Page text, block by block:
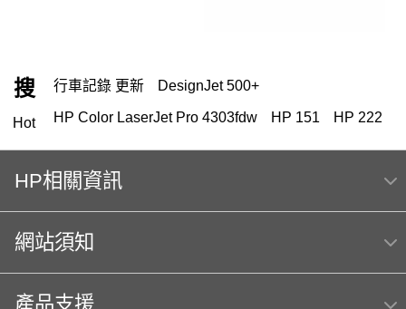
搜
Hot
行車記錄 更新 DesignJet 500+
HP Color LaserJet Pro 4303fdw HP 151 HP 222
119
HP Color Laser jet M856dn A3彩色雷射印表機
(T3U51A) 日本製
m254dw
hp Color LaserJet Pro MFP M283fdw 無線雙面觸控彩
HP相關資訊
網站須知
產品支援